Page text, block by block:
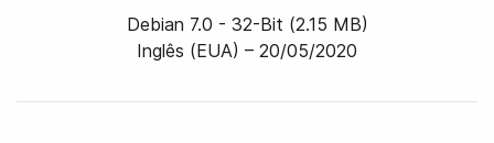
Debian 7.0 - 32-bit (2.15 MB)
Inglês (EUA) – 20/05/2020